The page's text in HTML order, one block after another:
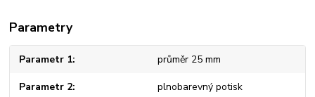
Parametry
Parametr 1 průměr 25 mm
Parametr 2 plnobarevný potisk